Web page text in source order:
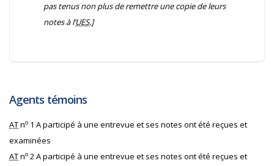
pas tenus non plus de remettre une copie de leurs
notes à l’UES.]
Agents témoins
ATno 1 Aparticipé à une entrevue et ses notes ont été reçues et
examinées
ATno 2Aparticipé à une entrevue et ses notes ont été reçues et